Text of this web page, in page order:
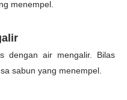
menempel.
dengan air mengalir. Bilas
sabun yang menempel.